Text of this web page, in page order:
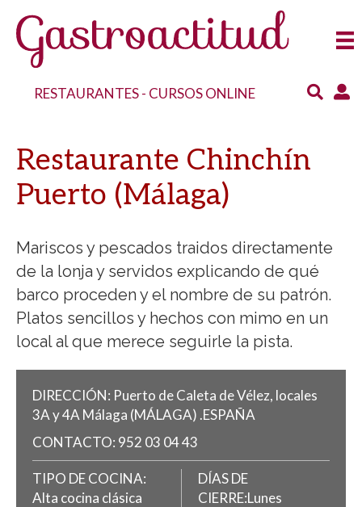
RESTAURANTES- CURSOS ONLINE
Restaurante Chinchín
Puerto (Málaga)
Mariscos y pescados traidos directamente
de la lonja y servidos explicando de qué
barco proceden y el nombre de su patrón.
Platos sencillos y hechos con mimo en un
local al que merece seguirle la pista.
DIRECCIÓN: Puerto de Caleta de Vélez, locales
3A y 4A Málaga (MÁLAGA) .ESPAÑA
CONTACTO: 952 03 04 43
TIPO DE COCINA:
Alta cocina clásica
DÍAS DE
CIERRE:Lunes